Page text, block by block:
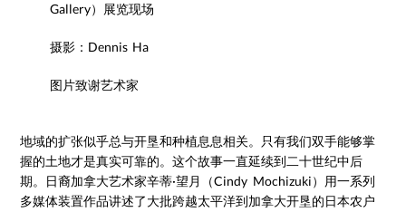
Gallery）展览现场
摄影：Dennis Ha
图片致谢艺术家
地域的扩张似乎总与开垦和种植息息相关。只有我们双手能够掌
握的土地才是真实可靠的。这个故事一直延续到二十世纪中后
期。日裔加拿大艺术家辛蒂·望月（Cindy Mochizuki）用一系列
多媒体装置作品讲述了大批跨越太平洋到加拿大开垦的日本农户